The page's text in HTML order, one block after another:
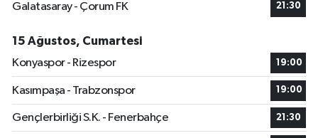
Galatasaray - Çorum FK
21:30
15 Ağustos, Cumartesi
Konyaspor - Rizespor
19:00
Kasımpaşa - Trabzonspor 19:00
Gençlerbirliği S.K. - Fenerbahçe 21:30